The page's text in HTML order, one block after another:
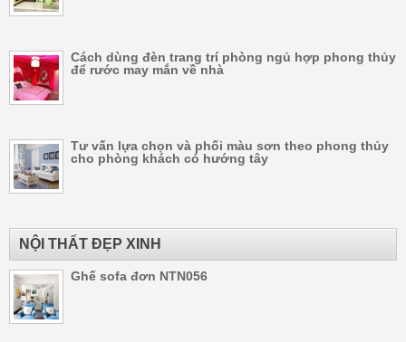
Cách dùng đèn trang trí phòng ngủ hợp phong thủy
để rước may mắn về nhà
Tư vấn lựa chọn và phối màu sơn theo phong thủy
cho phòng khách có hướng tây
NỘI THẤT ĐẸP XINH
Ghế sofa đơn NTN056